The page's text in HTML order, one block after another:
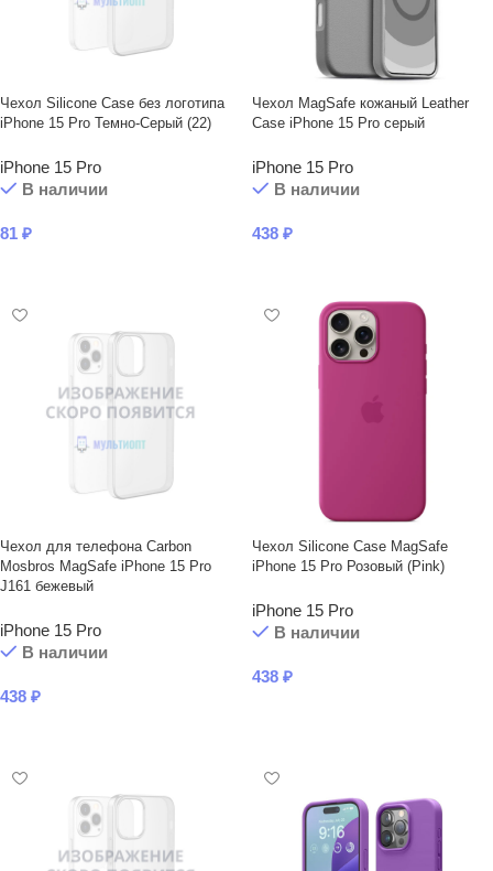
Чехол Silicone Case без логотипа
iPhone 15 Pro Темно-Серый (22)
iPhone 15 Pro
В наличии
81 ₽
Чехол MagSafe кожаный Leather
Case iPhone 15 Pro серый
iPhone 15 Pro
В наличии
438 ₽
Чехол для телефона Carbon
Mosbros MagSafe iPhone 15 Pro
J161 бежевый
iPhone 15 Pro
В наличии
438 ₽
Чехол Silicone Case MagSafe
iPhone 15 Pro Розовый (Pink)
iPhone 15 Pro
В наличии
438 ₽